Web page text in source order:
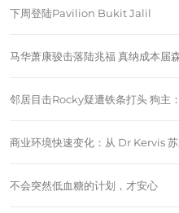
下周登陆Pavilion Bukit Jalil
马华萧康骏击落陆兆福 真纳成本届
邻居目击Rocky疑遭铁条打头 狗主
商业环境快速变化：从 Dr Kervis
不会突然低血糖的计划，才安心